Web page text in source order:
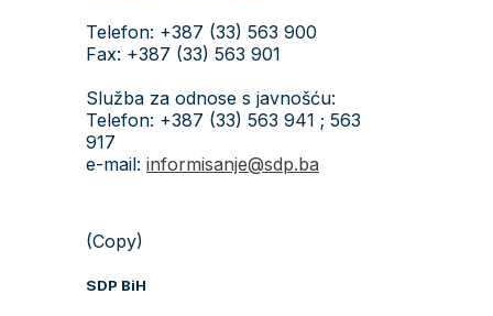
Telefon: +387 (33) 563 900
Fax: +387 (33) 563 901
Služba za odnose s javnošću:
Telefon: +387 (33) 563 941 ; 563
917
e-mail: informisanje@sdp.ba
(Copy)
SDP BiH